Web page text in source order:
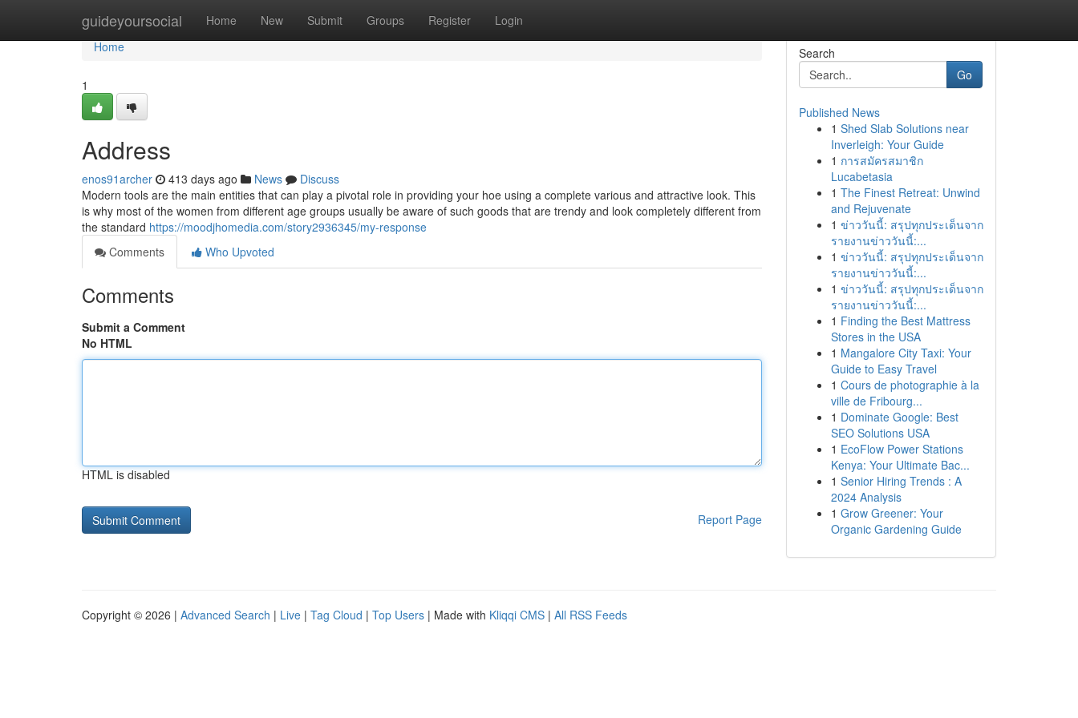
guideyoursocial Home New Submit Groups Register Login
Home
Home
1
Address
enos91archer 413 days ago News
Discuss
Modern tools are the main entities that can play a pivotal role in providing your hoe using a complete various and attractive look. This
is why most of the women from different age groups usually be aware of such goods that are trendy and look completely different from
the standard https://moodjhomedia.com/story2936345/my-response
Comments
Who Upvoted
Comments
Submit a Comment
No HTML
HTML is disabled
Report Page
Search
Go
Published News
1 Shed Slab Solutions near
Inverleigh: Your Guide
1 การสมัครสมาชิก
Lucabetasia
1 The Finest Retreat: Unwind
and Rejuvenate
1 ข่าววันนี้: สรุปทุกประเด็นจาก
รายงานข่าววันนี้:...
1 ข่าววันนี้: สรุปทุกประเด็นจาก
รายงานข่าววันนี้:...
1 ข่าววันนี้: สรุปทุกประเด็นจาก
รายงานข่าววันนี้:...
1 Finding the Best Mattress
Stores in the USA
1 Mangalore City Taxi: Your
Guide to Easy Travel
1 Cours de photographie à la
ville de Fribourg...
1 Dominate Google: Best
SEO Solutions USA
1 EcoFlow Power Stations
Kenya: Your Ultimate Bac...
1 Senior Hiring Trends : A
2024 Analysis
1 Grow Greener: Your
Organic Gardening Guide
Copyright © 2026 | Advanced Search | Live | Tag Cloud | Top Users | Made with Kliqqi CMS | All RSS Feeds